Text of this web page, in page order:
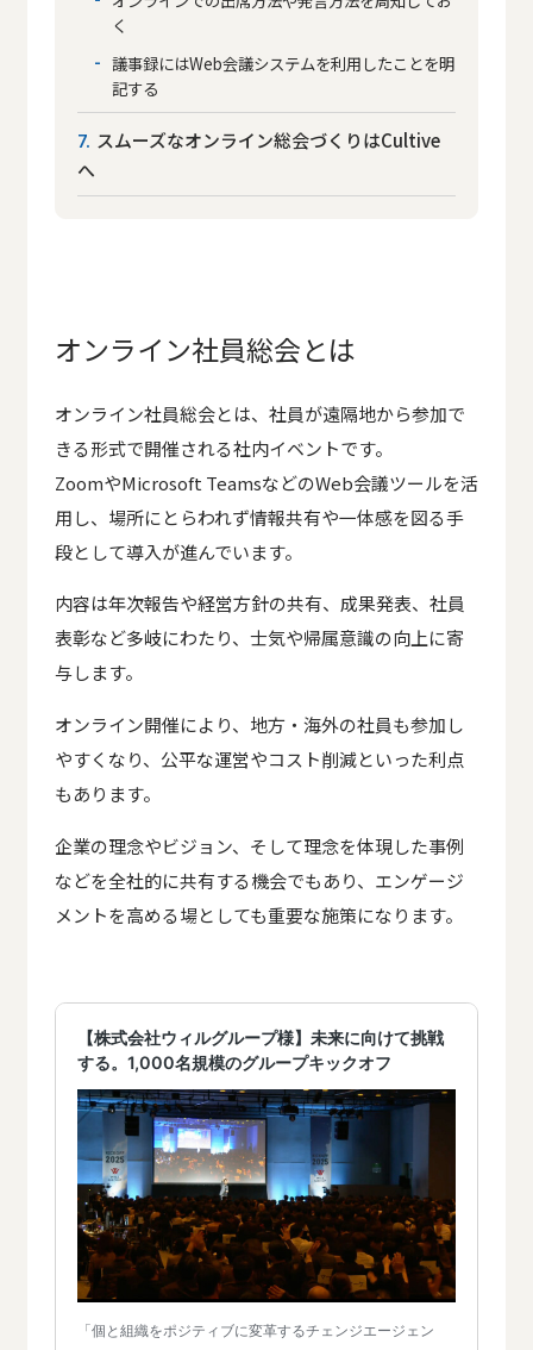
く
議事録にはWeb会議システムを利用したことを明
記する
7 スムーズなオンライン総会づくりはCultive
へ
オンライン社員総会とは
オンライン社員総会とは、社員が遠隔地から参加で
きる形式で開催される社内イベントです。
ZoomやMicrosoft TeamsなどのWeb会議ツールを活
用し、場所にとらわれず情報共有や一体感を図る手
段として導入が進んでいます。
内容は年次報告や経営方針の共有、成果発表、社員
表彰など多岐にわたり、士気や帰属意識の向上に寄
与します。
オンライン開催により、地方・海外の社員も参加し
やすくなり、公平な運営やコスト削減といった利点
もあります。
企業の理念やビジョン、そして理念を体現した事例
などを全社的に共有する機会でもあり、エンゲージ
メントを高める場としても重要な施策になります。